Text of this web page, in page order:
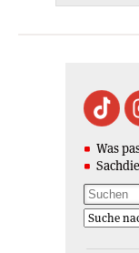
Was